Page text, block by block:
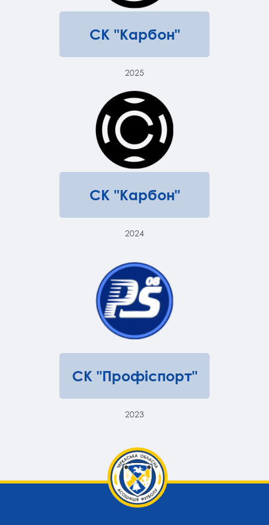
СК "Карбон"
2025
СК "Карбон"
2024
СК "Профіспорт"
2023